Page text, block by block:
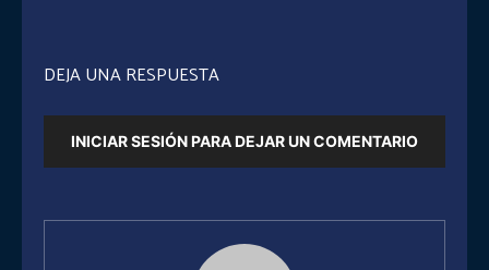
DEJA UNA RESPUESTA
INICIAR SESIÓN PARA DEJAR UN COMENTARIO